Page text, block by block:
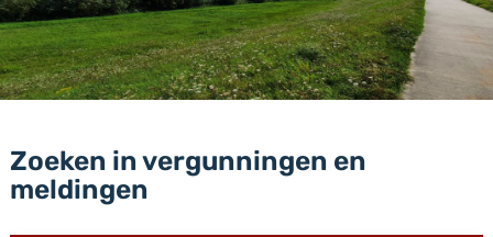
Zoeken in vergunningen en
meldingen